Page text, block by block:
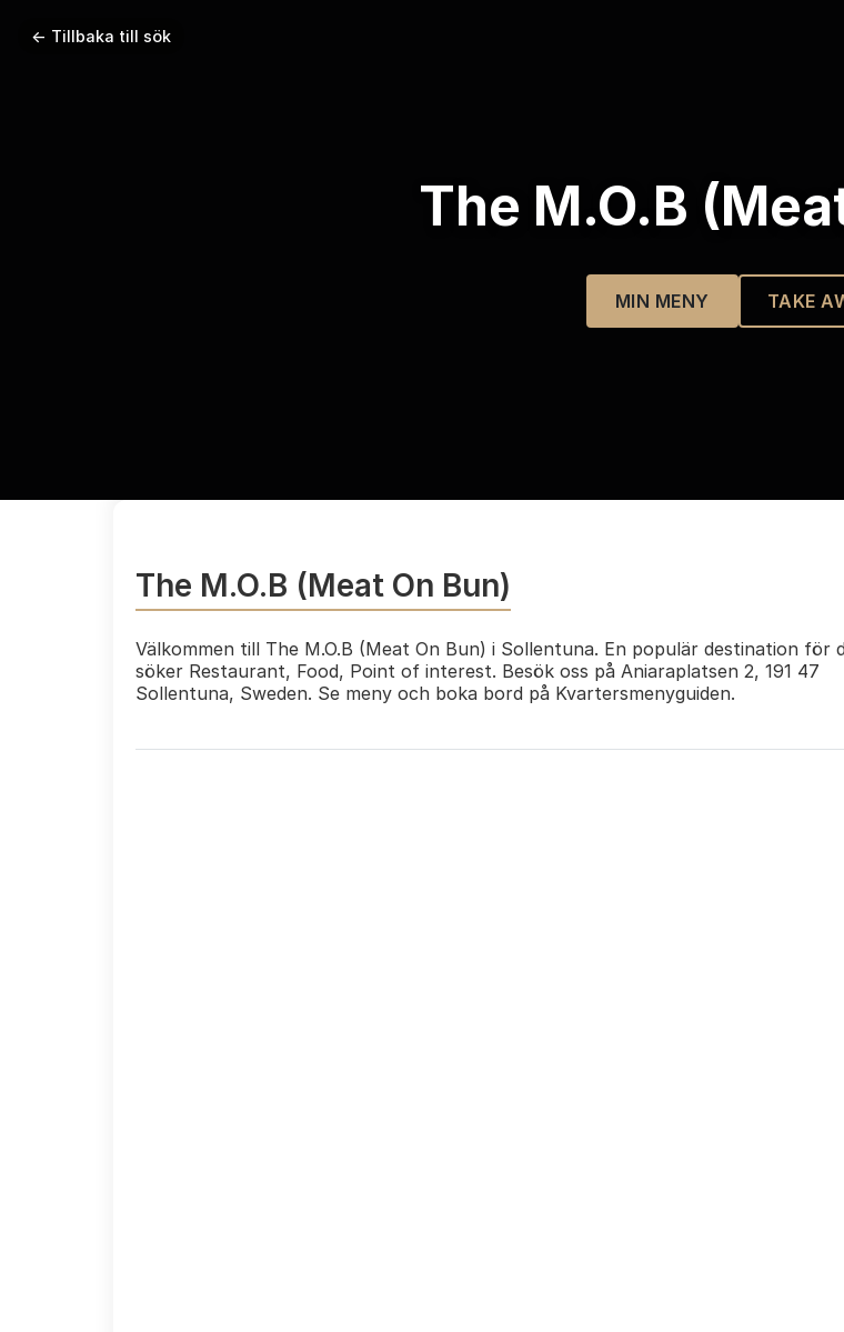
← Tillbaka till sök
The M.O.B
MIN MENY TAKE
The M.O.B (Meat On Bun)
Välkommen till The M.O.B (Meat On Bun) i Sollentuna. En populär destination för
söker Restaurant, Food, Point of interest. Besök oss på Aniaraplatsen 2, 191 47
Sollentuna, Sweden. Se meny och boka bord på Kvartersmenyguiden.